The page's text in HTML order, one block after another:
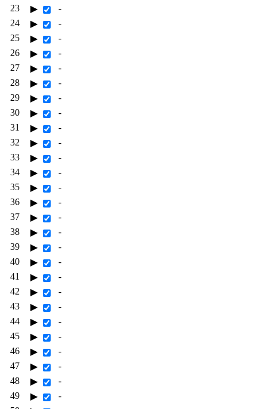
23
▶
-
24
▶
-
25
▶
-
26
▶
-
27
▶
-
28
▶
-
29
▶
-
30
▶
-
31
▶
-
32
▶
-
33
▶
-
34
▶
-
35
▶
-
36
▶
-
37
▶
-
38
▶
-
39
▶
-
40
▶
-
41
▶
-
42
▶
-
43
▶
-
44
▶
-
45
▶
-
46
▶
-
47
▶
-
48
▶
-
49
▶
-